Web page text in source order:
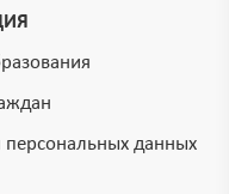
данных